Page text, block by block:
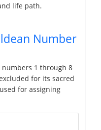
life path.
Number
numbers 1 through 8
for its sacred
for assigning